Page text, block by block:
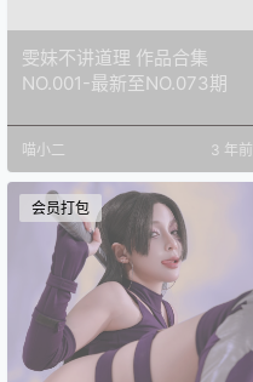
雯妹不讲道理 作品合集
NO.001-最新至NO.073期
喵小二 3 年前
会员打包